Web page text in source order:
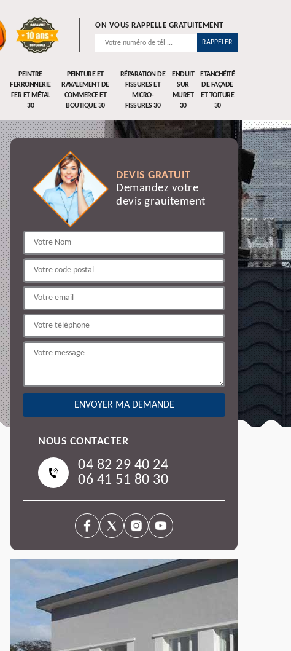
ON VOUS RAPPELLE GRATUITEMENT
PEINTRE
FERRONNERIE
FER ET MÉTAL
30
PEINTURE ET
RAVALEMENT DE
COMMERCE ET
BOUTIQUE 30
RÉPARATION DE
FISSURES ET
MICRO-
FISSURES 30
ENDUIT
SUR
MURET
30
ETANCHÉITÉ
DE FAÇADE
ET TOITURE
30
DEVIS GRATUIT
Demandez votre
devis grauitement
NOUS CONTACTER
04 82 29 40 24
06 41 51 80 30